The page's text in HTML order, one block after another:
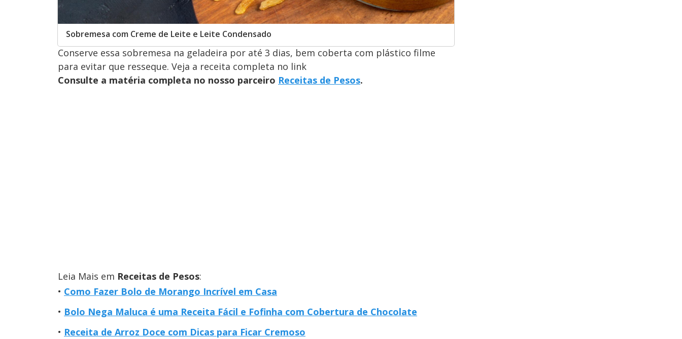
Sobremesa com Creme de Leite e Leite Condensado
Conserve essa sobremesa na geladeira por até 3 dias, bem coberta com plástico filme
para evitar que resseque. Veja a receita completa no link
Consulte a matéria completa no nosso parceiro Receitas de Pesos.
Leia Mais em Receitas de Pesos:
Como Fazer Bolo de Morango Incrível em Casa
Bolo Nega Maluca é uma Receita Fácil e Fofinha com Cobertura de Chocolate
Receita de Arroz Doce com Dicas para Ficar Cremoso